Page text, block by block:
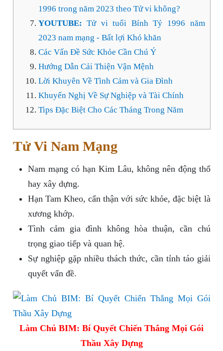
1996 trong năm 2023 theo Tử vi không?
YOUTUBE:Tử vi tuổi Bính Tý 1996 năm
2023 nam mạng - Bất lợi Khó khăn
Các Vấn Đề Sức Khỏe Cần Chú Ý
Hướng Dẫn Cải Thiện Vận Mệnh
Lời Khuyên Về Tình Cảm và Gia Đình
Khuyến Nghị Về Sự Nghiệp và Tài Chính
Tips Đặc Biệt Cho Các Tháng Trong Năm
Tử Vi Nam Mạng
Nam mạng có hạn Kim Lâu, không nên động thổ
hay xây dựng.
Hạn Tam Kheo, cẩn thận với sức khỏe, đặc biệt là
xương khớp.
Tình cảm gia đình không hòa thuận, cần chú
trọng giao tiếp và quan hệ.
Sự nghiệp gặp nhiều thách thức, cần tỉnh táo giải
quyết vấn đề.
Làm Chủ BIM: Bí Quyết Chiến Thắng Mọi Gói
Thầu Xây Dựng